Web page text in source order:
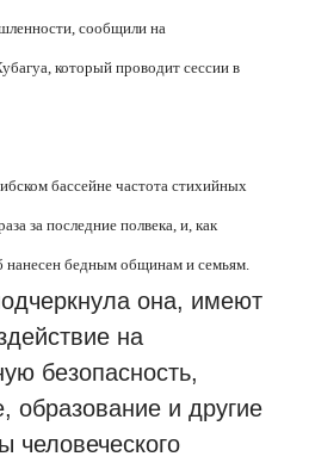
сообщили на
который проводит сессии в
бассейне частота стихийных
за последние полвека, и, как
бедным общинам и семьям.
она, имеют
на
безопасность,
образование и другие
человеческого